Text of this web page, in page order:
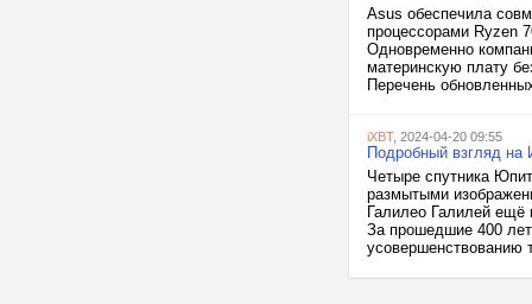
Asus обеспечила
процессорами Ryzen
Одновременно
материнскую плату
Перечень
iXBT, 2024-04-20 09:55
Подробный взгляд
Четыре спутника
размытыми
Галилео Галилей ещё
За прошедшие 400 лет
усовершенствованию